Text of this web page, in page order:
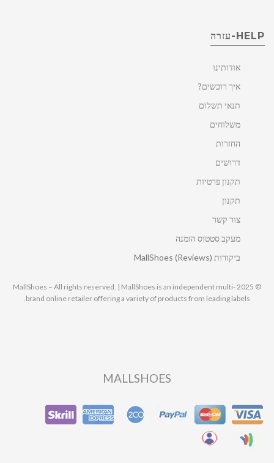
HELP-עזרה
אודותינו
איך רוכשים?
תנאי תשלום
משלוחים
החזרות
דרושים
תקנון פרטיות
תקנון
צור קשר
מעקב סטטוס הזמנה
ביקורות MallShoes (Reviews)
© 2025 MallShoes – All rights reserved. | MallShoes is an independent multi-
brand online retailer offering a variety of products from leading labels.
MALLSHOES